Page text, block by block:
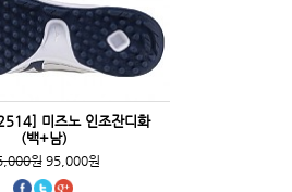
미즈노 인조잔디화
(백+남)
원95,000원